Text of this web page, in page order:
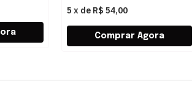
5 x de R$ 54,00